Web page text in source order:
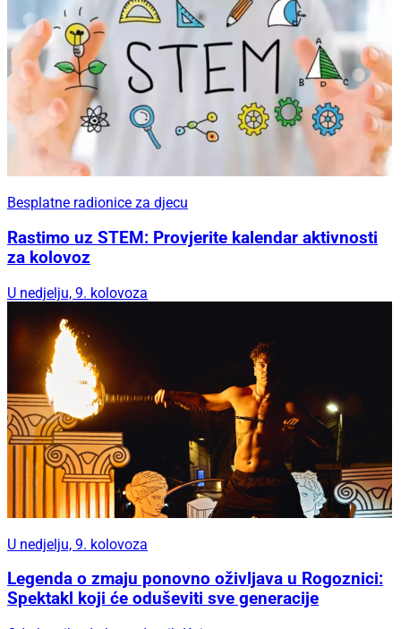
Besplatne radionice za djecu
Rastimo uz STEM: Provjerite kalendar aktivnosti
za kolovoz
U nedjelju, 9. kolovoza
U nedjelju, 9. kolovoza
Legenda o zmaju ponovno oživljava u Rogoznici:
Spektakl koji će oduševiti sve generacije